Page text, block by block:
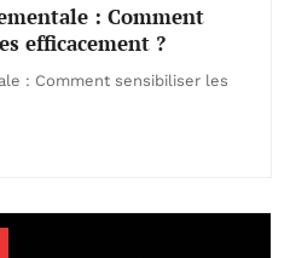
: Comment
efficacement ?
: Comment sensibiliser les